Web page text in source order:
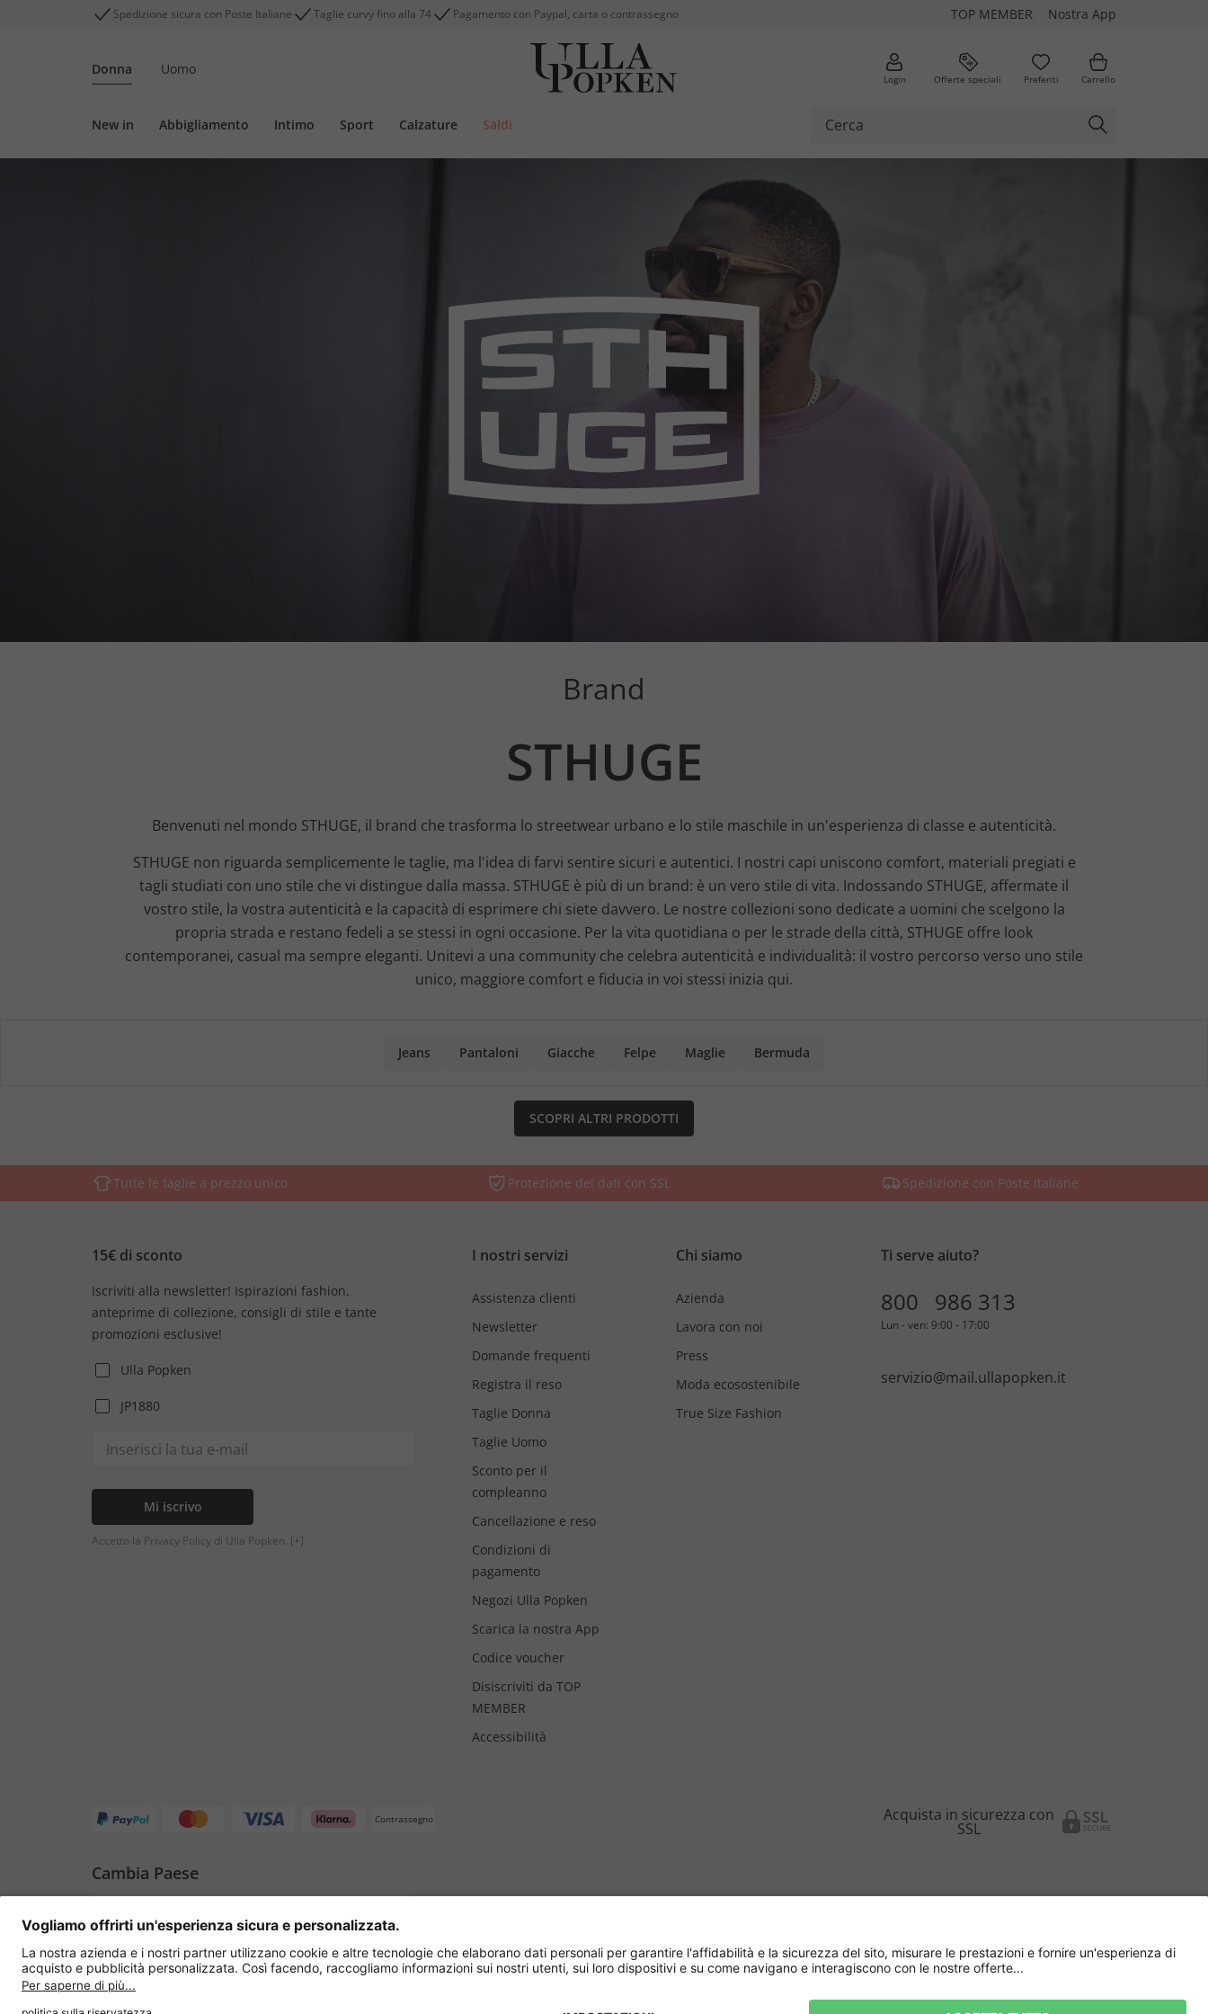
Spedizione sicura con Poste Italiane Taglie curvy fino alla 74 Pagamento con Paypal, carta o contrassegno TOP MEMBER Nostra App
Donna Uomo
Login Offerte speciali Preferiti Carrello
New in Abbigliamento Intimo Sport Calzature Saldi
Brand
STHUGE
Benvenuti nel mondo STHUGE, il brand che trasforma lo streetwear urbano e lo stile maschile in un'esperienza di classe e autenticità.
STHUGE non riguarda semplicemente le taglie, ma l'idea di farvi sentire sicuri e autentici. I nostri capi uniscono comfort, materiali pregiati e
tagli studiati con uno stile che vi distingue dalla massa. STHUGE è più di un brand: è un vero stile di vita. Indossando STHUGE, affermate il
vostro stile, la vostra autenticità e la capacità di esprimere chi siete davvero. Le nostre collezioni sono dedicate a uomini che scelgono la
propria strada e restano fedeli a se stessi in ogni occasione. Per la vita quotidiana o per le strade della città, STHUGE offre look
contemporanei, casual ma sempre eleganti. Unitevi a una community che celebra autenticità e individualità: il vostro percorso verso uno stile
unico, maggiore comfort e fiducia in voi stessi inizia qui.
Jeans Pantaloni Giacche Felpe Maglie Bermuda
SCOPRI ALTRI PRODOTTI
Tutte le taglie a prezzo unico Protezione dei dati con SSL Spedizione con Poste Italiane
15€ di sconto
Iscriviti alla newsletter! Ispirazioni fashion,
anteprime di collezione, consigli di stile e tante
promozioni esclusive!
Ulla Popken
JP1880
Mi iscrivo
Accetto la Privacy Policy di Ulla Popken. [+]
I nostri servizi
Assistenza clienti
Newsletter
Domande frequenti
Registra il reso
Taglie Donna
Taglie Uomo
Sconto per il
compleanno
Cancellazione e reso
Condizioni di
pagamento
Negozi Ulla Popken
Scarica la nostra App
Codice voucher
Disiscriviti da TOP
MEMBER
Accessibilità
Chi siamo
Azienda
Lavora con noi
Press
Moda ecosostenibile
True Size Fashion
Ti serve aiuto?
800 986 313
Lun - ven: 9:00 - 17:00
servizio@mail.ullapopken.it
Contrassegno Acquista in sicurezza con
SSL
Cambia Paese
Informazioni sul Venditore